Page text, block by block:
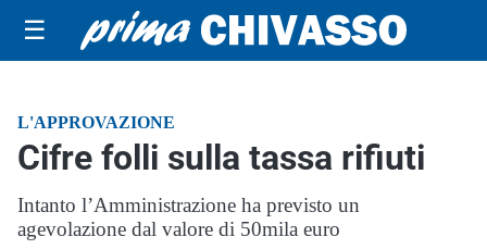
☰
L'APPROVAZIONE
Cifre folli sulla tassa rifiuti
Intanto l’Amministrazione ha previsto un
agevolazione dal valore di 50mila euro